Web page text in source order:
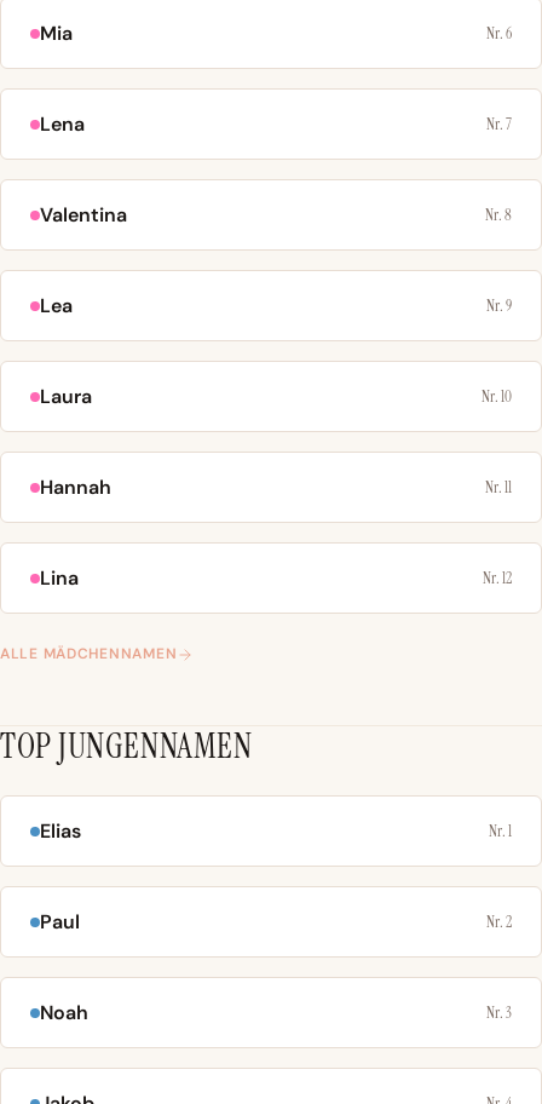
Mia Nr. 6
Lena Nr. 7
Valentina Nr. 8
Lea Nr. 9
Laura Nr. 10
Hannah Nr. 11
Lina Nr. 12
ALLE MÄDCHENNAMEN
TOP JUNGENNAMEN
Elias Nr. 1
Paul Nr. 2
Noah Nr. 3